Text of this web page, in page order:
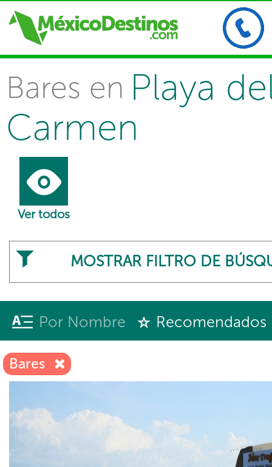
Bares en Playa
Carmen
Ver todos
MOSTRAR FILTRO DE
Por Nombre Recomendados
Bares